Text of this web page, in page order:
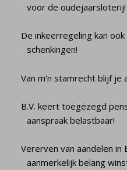
voor de oudejaarsloterij!
De inkeerregeling kan
schenkingen!
Van m’n stamrecht blijf je
B.V. keert toegezegd
aanspraak belastbaar!
Vererven van aandelen
aanmerkelijk belang